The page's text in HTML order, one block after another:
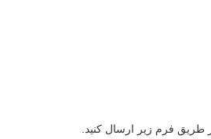
طریق فرم زیر ارسال کنید.